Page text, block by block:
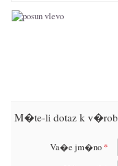
M�te-li dotaz k
Va�e jm�no *